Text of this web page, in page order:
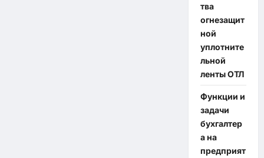
тва
огнезащит
ной
уплотните
льной
ленты ОТЛ
Функции и
задачи
бухгалтер
а на
предприят